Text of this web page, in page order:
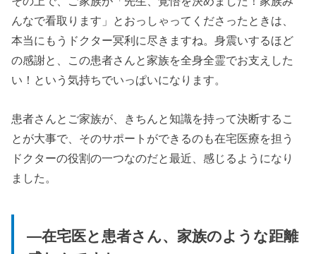
んなで看取ります」とおっしゃってくださったときは、
本当にもうドクター冥利に尽きますね。身震いするほど
の感謝と、この患者さんと家族を全身全霊でお支えした
い！という気持ちでいっぱいになります。
患者さんとご家族が、きちんと知識を持って決断するこ
とが大事で、そのサポートができるのも在宅医療を担う
ドクターの役割の一つなのだと最近、感じるようになり
ました。
—在宅医と患者さん、家族のような距離